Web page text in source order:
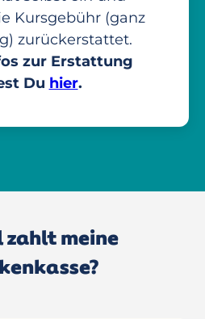
Kursgebühr (ganz
zurückerstattet.
zur Erstattung
Du hier.
zahlt meine